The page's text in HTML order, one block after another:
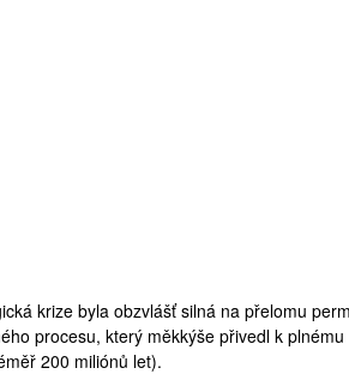
krize byla obzvlášť silná na přelomu
procesu, který měkkýše přivedl k plnému
200 miliónů let).